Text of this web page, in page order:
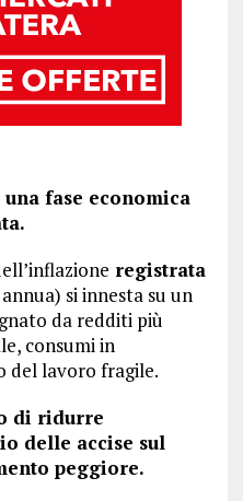
fase economica
registrata
si innesta su un
da redditi più
consumi in
del lavoro fragile.
di ridurre
delle accise sul
peggiore.